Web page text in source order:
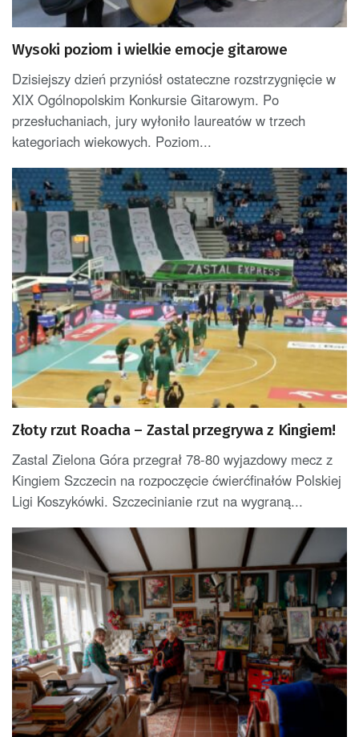
Wysoki poziom i wielkie emocje gitarowe
Dzisiejszy dzień przyniósł ostateczne rozstrzygnięcie w
XIX Ogólnopolskim Konkursie Gitarowym. Po
przesłuchaniach, jury wyłoniło laureatów w trzech
kategoriach wiekowych. Poziom...
Złoty rzut Roacha – Zastal przegrywa z Kingiem!
Zastal Zielona Góra przegrał 78-80 wyjazdowy mecz z
Kingiem Szczecin na rozpoczęcie ćwierćfinałów Polskiej
Ligi Koszykówki. Szczecinianie rzut na wygraną...